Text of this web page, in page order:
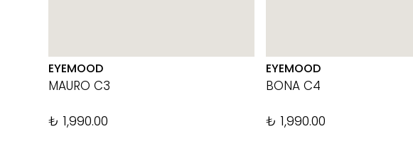
EYEMOOD
MAURO C3
₺ 1,990.00
EYEMOOD
BONA C4
₺ 1,990.00